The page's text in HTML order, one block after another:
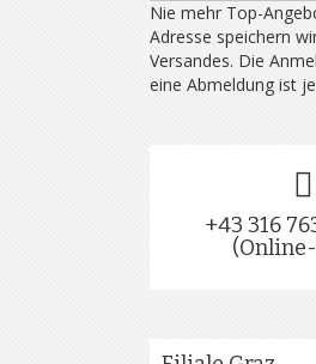
Nie mehr Top-
Adresse speichern
Versandes. Die
eine Abmeldung ist
+43 316